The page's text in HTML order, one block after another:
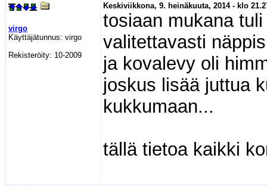
virgo
Käyttäjätunnus: virgo
Rekisteröity: 10-2009
Keskiviikkona, 9. heinäkuuta, 2014 - klo
tosiaan mukana
valitettavasti
ja kovalevy oli
joskus lisää juttua
kukkumaan...
tällä tietoa kaikki